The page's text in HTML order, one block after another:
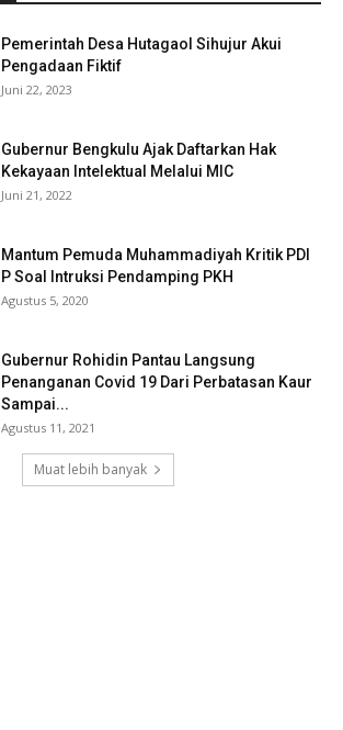
Pemerintah Desa Hutagaol Sihujur Akui
Pengadaan Fiktif
Juni 22, 2023
Gubernur Bengkulu Ajak Daftarkan Hak
Kekayaan Intelektual Melalui MIC
Juni 21, 2022
Mantum Pemuda Muhammadiyah Kritik PDI
P Soal Intruksi Pendamping PKH
Agustus 5, 2020
Gubernur Rohidin Pantau Langsung
Penanganan Covid 19 Dari Perbatasan Kaur
Sampai...
Agustus 11, 2021
Muat lebih banyak